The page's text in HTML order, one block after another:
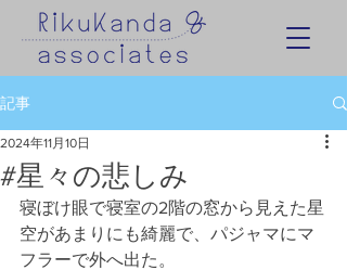
記事
#星々の悲しみ
2024年11月10日
寝ぼけ眼で寝室の2階の窓から見えた星
空があまりにも綺麗で、パジャマにマ
フラーで外へ出た。